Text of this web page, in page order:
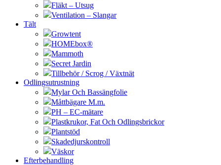
Fläkt – Utsug
Ventilation – Slangar
Tält
Growtent
HOMEbox®
Mammoth
Secret Jardin
Tillbehör / Scrog / Växtnät
Odlingsutrustning
Mylar Och Bassängfolie
Måttbägare M.m.
PH – EC-mätare
Plastkrukor, Fat Och Odlingsbrickor
Plantstöd
Skadedjurskontroll
Väskor
Efterbehandling